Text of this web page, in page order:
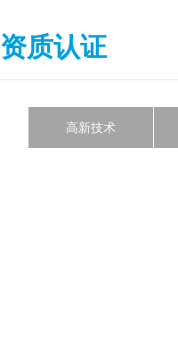
资质认证
高新技术